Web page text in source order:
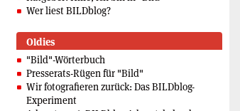
Wer liest BILDblog?
Oldies
"Bild"-Wörterbuch
Presserats-Rügen für "Bild"
Wir fotografieren zurück: Das BILDblog-
Experiment